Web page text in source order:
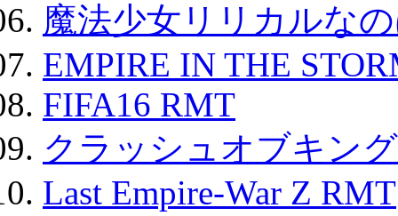
魔法少女リリカルな
EMPIRE IN THE
FIFA16 RMT
クラッシュオブキン
Last Empire-War Z RMT